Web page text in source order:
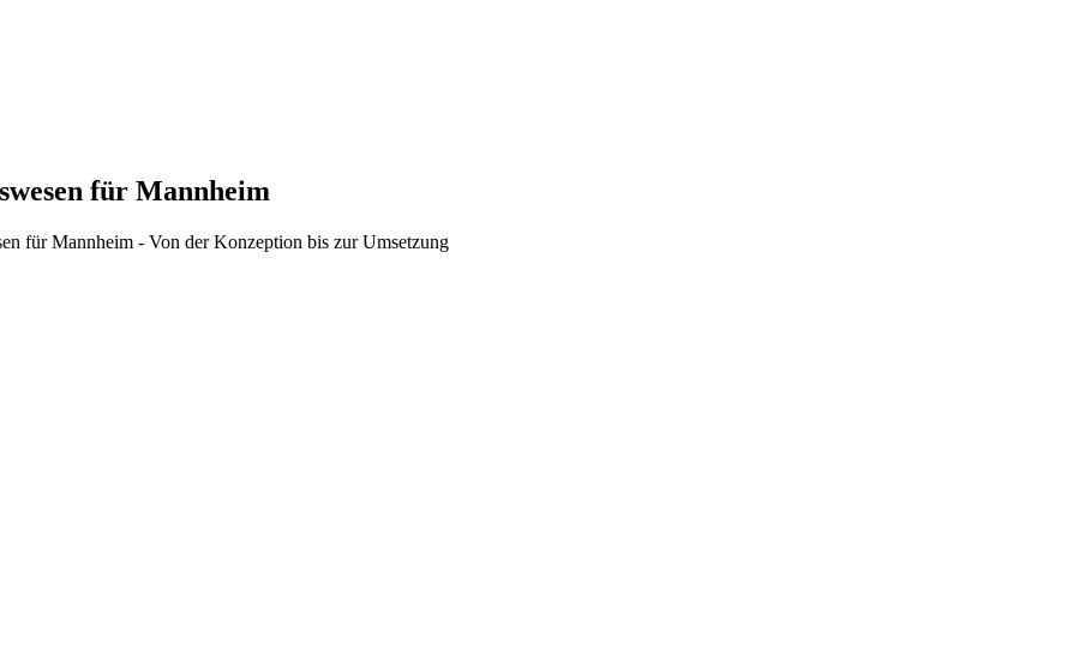
für Mannheim
für Mannheim - Von der Konzeption bis zur Umsetzung